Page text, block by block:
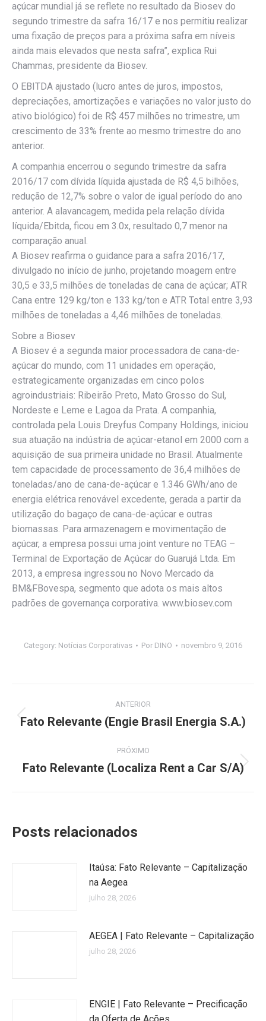
açúcar mundial já se reflete no resultado da Biosev do
segundo trimestre da safra 16/17 e nos permitiu realizar
uma fixação de preços para a próxima safra em níveis
ainda mais elevados que nesta safra”, explica Rui
Chammas, presidente da Biosev.
O EBITDA ajustado (lucro antes de juros, impostos,
depreciações, amortizações e variações no valor justo do
ativo biológico) foi de R$ 457 milhões no trimestre, um
crescimento de 33% frente ao mesmo trimestre do ano
anterior.
A companhia encerrou o segundo trimestre da safra
2016/17 com dívida líquida ajustada de R$ 4,5 bilhões,
redução de 12,7% sobre o valor de igual período do ano
anterior. A alavancagem, medida pela relação dívida
líquida/Ebitda, ficou em 3.0x, resultado 0,7 menor na
comparação anual.
A Biosev reafirma o guidance para a safra 2016/17,
divulgado no início de junho, projetando moagem entre
30,5 e 33,5 milhões de toneladas de cana de açúcar; ATR
Cana entre 129 kg/ton e 133 kg/ton e ATR Total entre 3,93
milhões de toneladas a 4,46 milhões de toneladas.
Sobre a Biosev
A Biosev é a segunda maior processadora de cana-de-
açúcar do mundo, com 11 unidades em operação,
estrategicamente organizadas em cinco polos
agroindustriais: Ribeirão Preto, Mato Grosso do Sul,
Nordeste e Leme e Lagoa da Prata. A companhia,
controlada pela Louis Dreyfus Company Holdings, iniciou
sua atuação na indústria de açúcar-etanol em 2000 com a
aquisição de sua primeira unidade no Brasil. Atualmente
tem capacidade de processamento de 36,4 milhões de
toneladas/ano de cana-de-açúcar e 1.346 GWh/ano de
energia elétrica renovável excedente, gerada a partir da
utilização do bagaço de cana-de-açúcar e outras
biomassas. Para armazenagem e movimentação de
açúcar, a empresa possui uma joint venture no TEAG –
Terminal de Exportação de Açúcar do Guarujá Ltda. Em
2013, a empresa ingressou no Novo Mercado da
BM&FBovespa, segmento que adota os mais altos
padrões de governança corporativa. www.biosev.com
Category: Notícias Corporativas Por DINO novembro 9, 2016
de
ANTERIOR
Post
Fato Relevante (Engie Brasil Energia S.A.)
PRÓXIMO
Próximo
Fato Relevante (Localiza Rent a Car S/A)
Posts relacionados
Itaúsa: Fato Relevante – Capitalização
na Aegea
julho 28, 2026
AEGEA | Fato Relevante – Capitalização
julho 28, 2026
ENGIE | Fato Relevante – Precificação